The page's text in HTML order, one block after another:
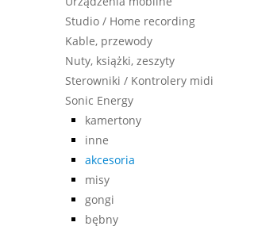
Studio / Home recording
Kable, przewody
Nuty, książki, zeszyty
Sterowniki / Kontrolery midi
Sonic Energy
kamertony
inne
akcesoria
misy
gongi
bębny